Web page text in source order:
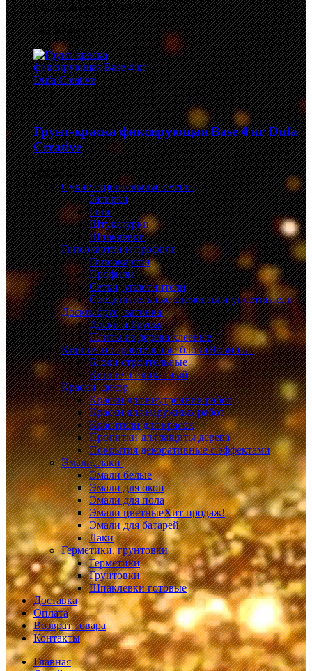
Обычная цена: 1 049,00 руб.
990,00 руб.
Грунт-краска фиксирующая Base 4 кг Dufa
Creative
999,00 руб.
Сухие строительные смеси
Затирки
Гипс
Штукатурки
Шпаклевки
Гипсокартон и профили
Гипсокартон
Профили
Сетки, уплотнители
Соединительные элементы и уплотнители
Доски, брус, вагонка
Доски и брусья
Плиты из дерева клееные
Кирпич и строительные блокиНовинка
Блоки строительные
Кирпич силикатный
Краски, декор
Краски для внутренних работ
Краски для наружных работ
Красители для красок
Пропитки для защиты дерева
Покрытия декоративные с эффектами
Эмали, лаки
Эмали белые
Эмали для окон
Эмали для пола
Эмали цветныеХит продаж!
Эмали для батарей
Лаки
Герметики, грунтовки
Герметики
Грунтовки
Шпаклевки готовые
Доставка
Оплата
Возврат товара
Контакты
Главная